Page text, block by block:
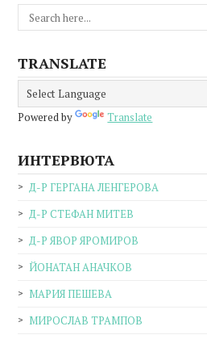
TRANSLATE
Powered by Translate
ИНТЕРВЮТА
Д-Р ГЕРГАНА ЛЕНГЕРОВА
Д-Р СТЕФАН МИТЕВ
Д-Р ЯВОР ЯРОМИРОВ
ЙОНАТАН АНАЧКОВ
МАРИЯ ПЕШЕВА
МИРОСЛАВ ТРАМПОВ